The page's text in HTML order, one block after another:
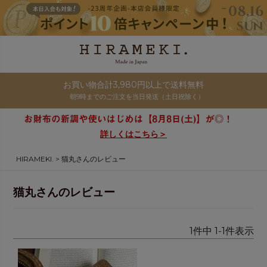
お買い物合計3,980円以上で送料無料
朝9時までのご注文を当日発送（土日祝除く）
詳しくはこちら＞
HIRAMEKI. 猫丸さんのレビュー
猫丸さんのレビュー
1件中 1 -1件表示